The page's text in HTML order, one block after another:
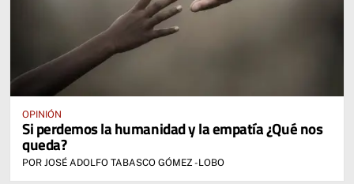
OPINIÓN
Si perdemos la humanidad y la empatía ¿Qué nos
queda?
POR JOSÉ ADOLFO TABASCO GÓMEZ -LOBO